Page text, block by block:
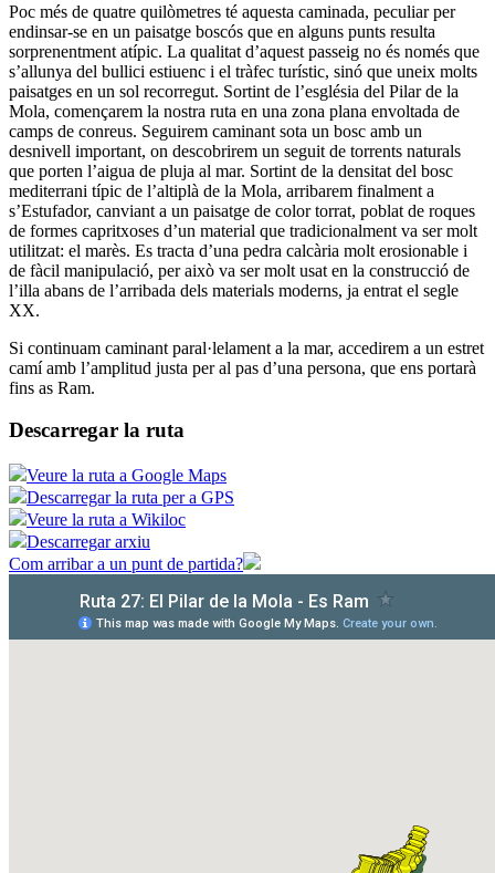
Poc més de quatre quilòmetres té aquesta caminada, peculiar per
endinsar-se en un paisatge boscós que en alguns punts resulta
sorprenentment atípic. La qualitat d’aquest passeig no és només que
s’allunya del bullici estiuenc i el tràfec turístic, sinó que uneix molts
paisatges en un sol recorregut. Sortint de l’església del Pilar de la
Mola, començarem la nostra ruta en una zona plana envoltada de
camps de conreus. Seguirem caminant sota un bosc amb un
desnivell important, on descobrirem un seguit de torrents naturals
que porten l’aigua de pluja al mar. Sortint de la densitat del bosc
mediterrani típic de l’altiplà de la Mola, arribarem finalment a
s’Estufador, canviant a un paisatge de color torrat, poblat de roques
de formes capritxoses d’un material que tradicionalment va ser molt
utilitzat: el marès. Es tracta d’una pedra calcària molt erosionable i
de fàcil manipulació, per això va ser molt usat en la construcció de
l’illa abans de l’arribada dels materials moderns, ja entrat el segle
XX.
Si continuam caminant paral·lelament a la mar, accedirem a un estret
camí amb l’amplitud justa per al pas d’una persona, que ens portarà
fins as Ram.
Descarregar la ruta
Veure la ruta a Google Maps
Descarregar la ruta per a GPS
Veure la ruta a Wikiloc
Descarregar arxiu
Com arribar a un punt de partida?